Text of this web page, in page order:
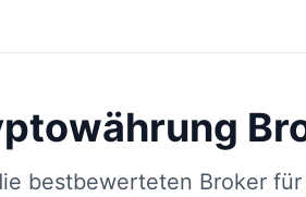
bestbewerteten Broker